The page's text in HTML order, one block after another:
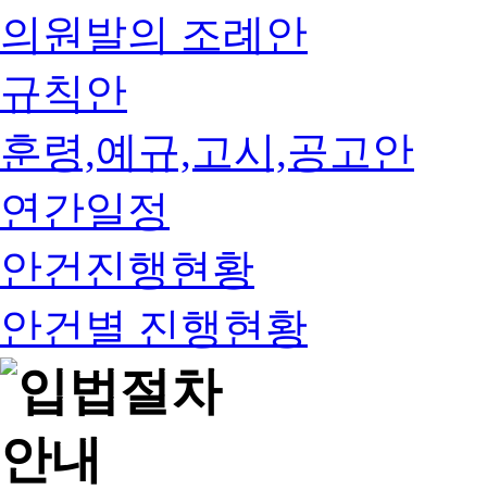
의원발의 조례안
규칙안
훈령,예규,고시,공고안
연간일정
안건진행현황
안건별 진행현황